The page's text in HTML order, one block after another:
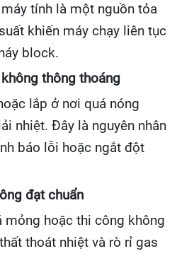
tính là một nguồn tỏa
khiến máy chạy liên tục
block.
thông thoáng
lắp ở nơi quá nóng
nhiệt. Đây là nguyên nhân
báo lỗi hoặc ngắt đột
đạt chuẩn
mỏng hoặc thi công không
thoát nhiệt và rò rỉ gas